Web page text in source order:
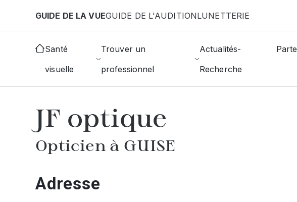
GUIDE DE LA VUEGUIDE DE L'AUDITIONLUNETTERIE
Santé
visuelle
Trouver un
professionnel
Actualités-
Recherche
Accueil Choisir mon opticien Guise JF Optique
JF optique
Opticien à GUISE
Adresse